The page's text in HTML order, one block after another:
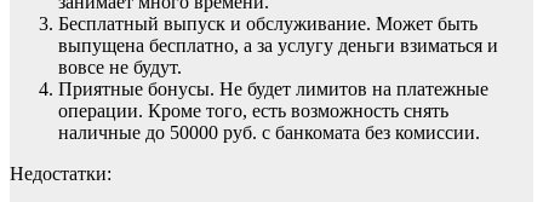
Бесплатный выпуск и обслуживание. Может быть
выпущена бесплатно, а за услугу деньги взиматься и
вовсе не будут.
Приятные бонусы. Не будет лимитов на платежные
операции. Кроме того, есть возможность снять
наличные до 50000 руб. с банкомата без комиссии.
Недостатки: